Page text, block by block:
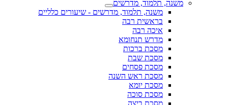
משנה, תלמוד, מדרשים
משנה, תלמוד, מדרשים - שיעורים כלליים
בראשית רבה
איכה רבה
מדרש תנחומא
מסכת ברכות
מסכת שבת
מסכת פסחים
מסכת ראש השנה
מסכת יומא
מסכת סוכה
מסכת ביצה